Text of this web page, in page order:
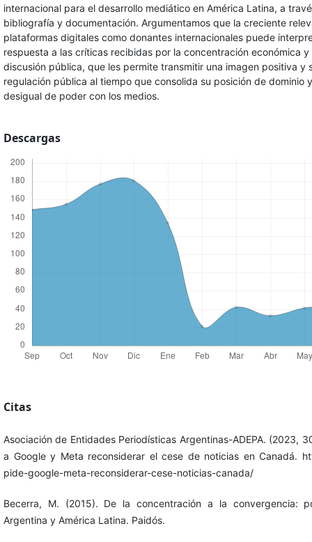
internacional para el desarrollo mediático en América Latina, a
bibliografía y documentación. Argumentamos que la creciente
plataformas digitales como donantes internacionales puede
respuesta a las críticas recibidas por la concentración económica
discusión pública, que les permite transmitir una imagen positiva y
regulación pública al tiempo que consolida su posición de dominio
desigual de poder con los medios.
Descargas
Citas
Asociación de Entidades Periodísticas Argentinas-ADEPA. (2023,
a Google y Meta reconsiderar el cese de noticias en Canadá.
pide-google-meta-reconsiderar-cese-noticias-canada/
Becerra, M. (2015). De la concentración a la convergencia:
Argentina y América Latina. Paidós.